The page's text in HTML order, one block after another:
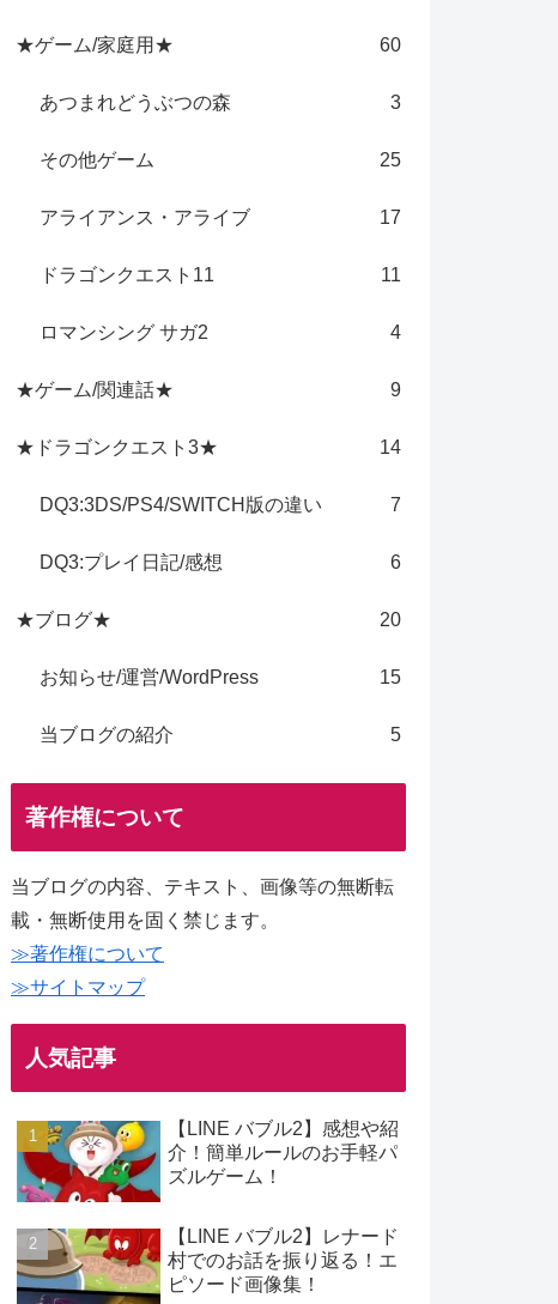
★ゲーム/家庭用★ 60
あつまれどうぶつの森 3
その他ゲーム 25
アライアンス・アライブ 17
ドラゴンクエスト11 11
ロマンシング サガ2 4
★ゲーム/関連話★ 9
★ドラゴンクエスト3★ 14
DQ3:3DS/PS4/SWITCH版の違い 7
DQ3:プレイ日記/感想 6
★ブログ★ 20
お知らせ/運営/WordPress 15
当ブログの紹介 5
著作権について
当ブログの内容、テキスト、画像等の無断転
載・無断使用を固く禁じます。
≫著作権について
≫サイトマップ
人気記事
【LINE バブル2】感想や紹
介！簡単ルールのお手軽パ
ズルゲーム！
【LINE バブル2】レナード
村でのお話を振り返る！エ
ピソード画像集！